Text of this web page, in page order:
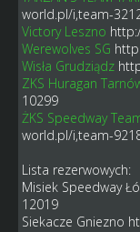
world.pl/i,team-
Victory Leszno
Werewolves SG
Wisła Grudziądz
ZKS Huragan
10299
ŻKS Speedway
world.pl/i,team-
Lista rezerwowych:
Misiek Speedway
12019
Siekacze Gniezno